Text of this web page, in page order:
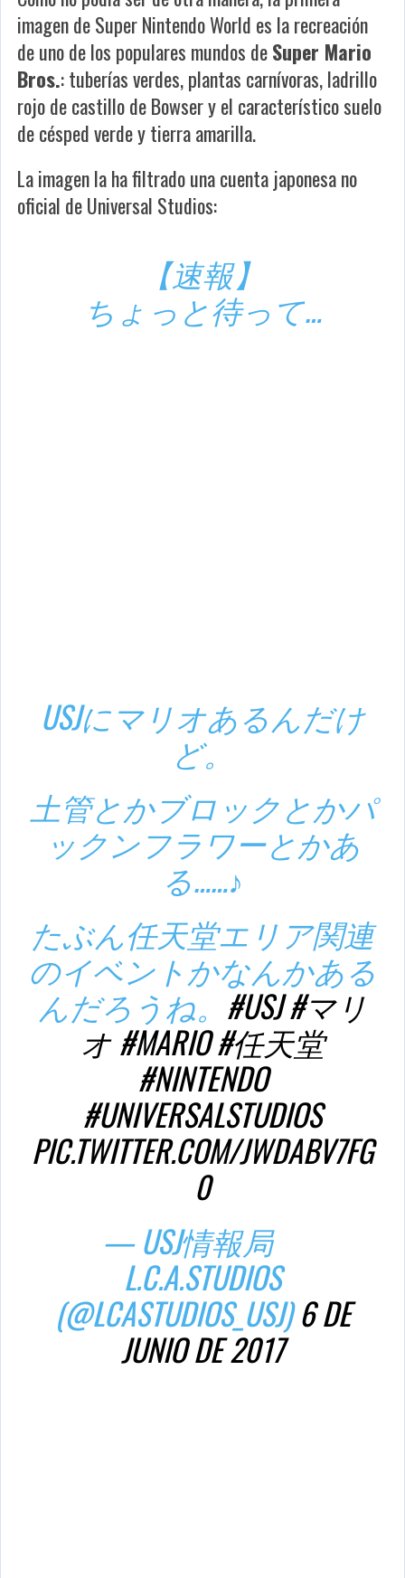
imagen deSuper Nintendo World es la recreación
de uno de los populares mundos deSuper Mario
Bros.: tuberías verdes, plantas carnívoras, ladrillo
rojo de castillo de Bowser y el característico suelo
de césped verde y tierra amarilla.
La imagen la ha filtrado una cuenta japonesa no
oficial de Universal Studios:
【速報】
ちょっと待って…
USJにマリオあるんだけ
ど。
土管とかブロックとかパ
ックンフラワーとかあ
る……♪
たぶん任天堂エリア関連
のイベントかなんかある
んだろうね。 #USJ#マリ
オ#MARIO#任天堂
#NINTENDO
#UNIVERSALSTUDIOS
PIC.TWITTER.COM/JWDABV7FG
0
— USJ情報局
L.C.A.STUDIOS
(@LCASTUDIOS_USJ)6 DE
JUNIO DE 2017